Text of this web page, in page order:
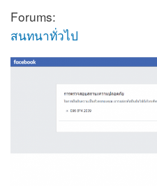
Forums:
สนทนาทั่วไป